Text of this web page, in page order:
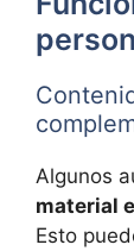
Algunos
material
Esto